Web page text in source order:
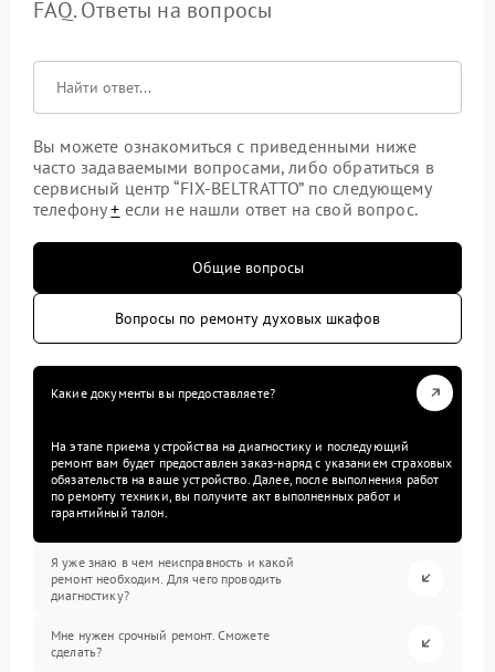
FAQ. Ответы на вопросы
Вы можете ознакомиться с приведенными ниже
часто задаваемыми вопросами, либо обратиться в
сервисный центр “FIX-BELTRATTO” по следующему
телефону+ если не нашли ответ на свой вопрос.
Общие вопросы
Вопросы по ремонту духовых шкафов
Какие документы вы предоставляете?
На этапе приема устройства на диагностику и последующий
ремонт вам будет предоставлен заказ-наряд с указанием страховых
обязательств на ваше устройство. Далее, после выполнения работ
по ремонту техники, вы получите акт выполненных работ и
гарантийный талон.
Я уже знаю в чем неисправность и какой
ремонт необходим. Для чего проводить
диагностику?
Мне нужен срочный ремонт. Сможете
сделать?